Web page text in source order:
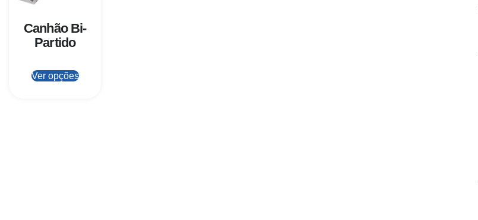
Canhão Bi-
Partido
Ver opções